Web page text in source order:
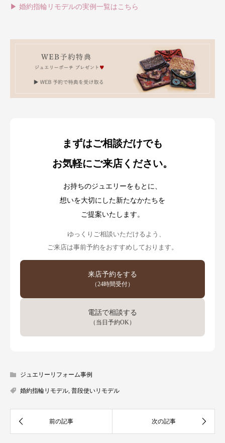
▶ 婚約指輪リモデルの実例一覧はこちら
まずはご相談だけでも
お気軽にご来店ください。
お持ちのジュエリーをもとに、
想いを大切にした新たなかたちを
ご提案いたします。
ゆっくりご相談いただけるよう、
ご来店は事前予約をおすすめしております。
来店予約をする
（24時間受付）
電話で相談する
（当日予約OK）
ジュエリーリフォーム事例
婚約指輪リモデル, 普段使いリモデル